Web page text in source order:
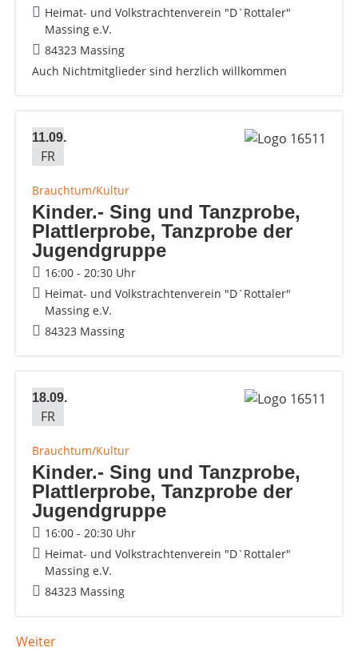
Heimat- und Volkstrachtenverein "D`Rottaler"
Massing e.V.
84323 Massing
Auch Nichtmitglieder sind herzlich willkommen
11.09.
FR
Brauchtum/Kultur
Kinder.- Sing und Tanzprobe,
Plattlerprobe, Tanzprobe der
Jugendgruppe
16:00 - 20:30 Uhr
Heimat- und Volkstrachtenverein "D`Rottaler"
Massing e.V.
84323 Massing
18.09.
FR
Brauchtum/Kultur
Kinder.- Sing und Tanzprobe,
Plattlerprobe, Tanzprobe der
Jugendgruppe
16:00 - 20:30 Uhr
Heimat- und Volkstrachtenverein "D`Rottaler"
Massing e.V.
84323 Massing
Weiter